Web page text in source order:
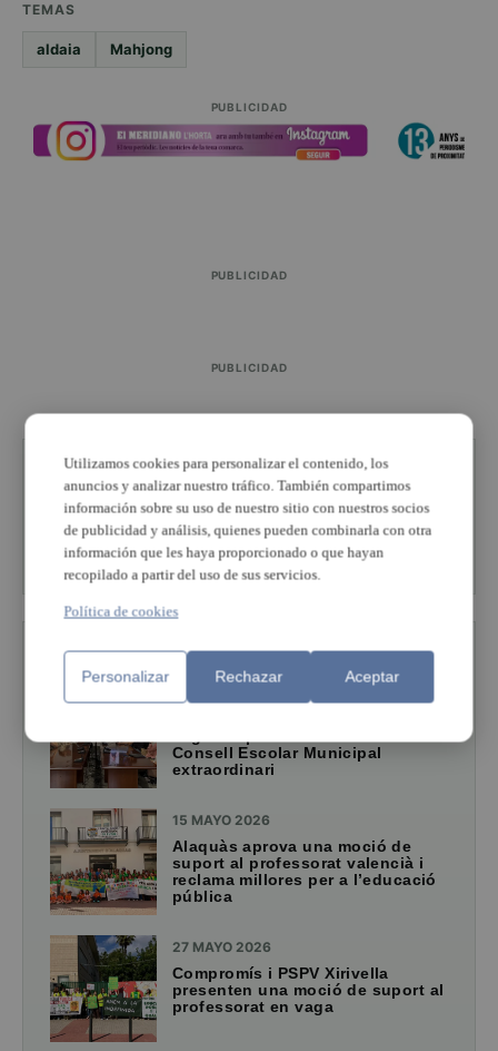
TEMAS
aldaia Mahjong
PUBLICIDAD
PUBLICIDAD
PUBLICIDAD
ESTÁS LEYENDO SOBRE
Aldaia
Ver más de esta sección
TAMBIÉN TE PUEDE INTERESAR
Consell Escolar Municipal
extraordinari
15 MAYO 2026
Alaquàs aprova una moció de
suport al professorat valencià i
reclama millores per a l’educació
pública
27 MAYO 2026
Compromís i PSPV Xirivella
presenten una moció de suport al
professorat en vaga
Utilizamos cookies para personalizar el contenido, los
anuncios y analizar nuestro tráfico. También compartimos
información sobre su uso de nuestro sitio con nuestros socios
de publicidad y análisis, quienes pueden combinarla con otra
información que les haya proporcionado o que hayan
recopilado a partir del uso de sus servicios.
Política de cookies
Personalizar Rechazar Aceptar